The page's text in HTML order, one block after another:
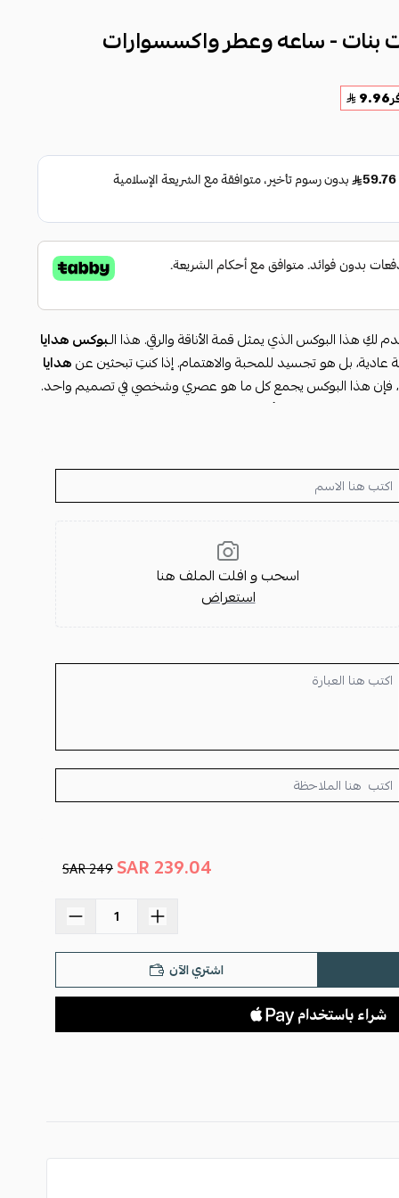
بنات - ساعه وعطر واكسسوارات
9.96
لكِ هذا البوكس الذي يمثل قمة الأناقة والرقي. هذا الـبوكس هدايا
بل هو تجسيد للمحبة والاهتمام. إذا كنتِ تبحثين عنهدايا
، فإن هذا البوكس يجمع كل ما هو عصري وشخصي في تصميم واحد.
أو
وإمكانية نحت الاسم بالليزر.
جمالها.
تُنسى
اسحب و افلت الملف هنا
استعراض
239.04 SAR
249 SAR
اشتري الآن